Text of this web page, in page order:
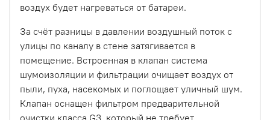
воздух будет нагреваться от батареи.
За счёт разницы в давлении воздушный поток с
улицы по каналу в стене затягивается в
помещение. Встроенная в клапан система
шумоизоляции и фильтрации очищает воздух от
пыли, пуха, насекомых и поглощает уличный шум.
Клапан оснащен фильтром предварительной